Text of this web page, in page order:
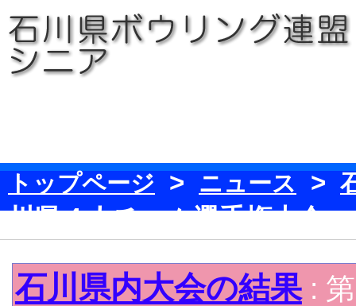
トップページ > ニュース >
川県４人チーム選手権大会
石川県内大会の結果: